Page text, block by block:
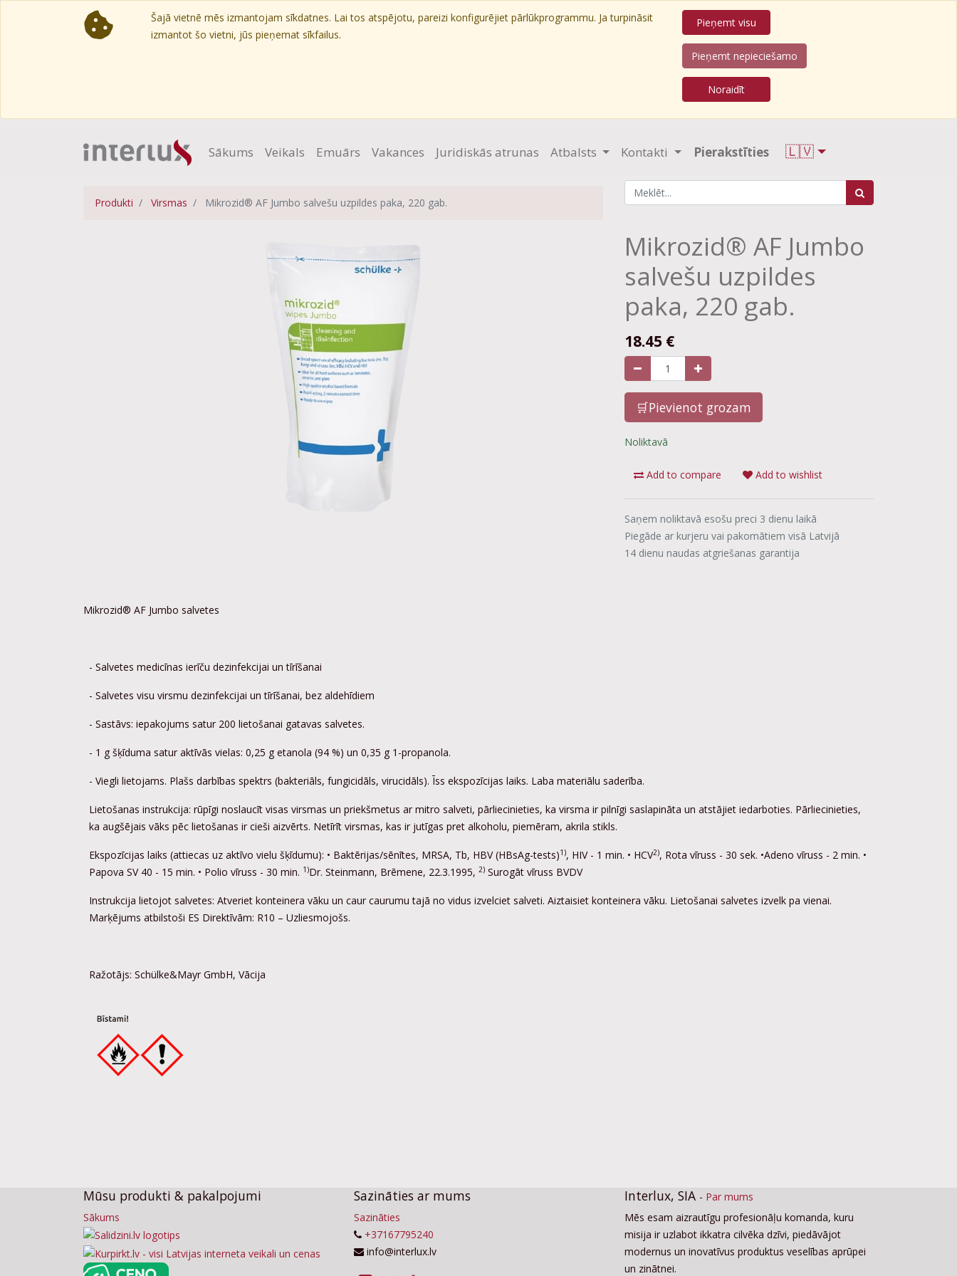
Šajā vietnē mēs izmantojam sīkdatnes. Lai tos atspējotu, pareizi konfigurējiet pārlūkprogrammu. Ja turpināsit
izmantot šo vietni, jūs pieņemat sīkfailus.
Pieņemt visu
Pieņemt nepieciešamo
Noraidīt
Sākums Veikals Emuārs Vakances Juridiskās atrunas Atbalsts Kontakti Pierakstīties 🇱🇻
Produkti Virsmas Mikrozid® AF Jumbo salvešu uzpildes paka, 220 gab.
Mikrozid® AF Jumbo
salvešu uzpildes
paka, 220 gab.
18.45 €
🛒Pievienot grozam
Noliktavā
Add to compare Add to wishlist
Saņem noliktavā esošu preci 3 dienu laikā
Piegāde ar kurjeru vai pakomātiem visā Latvijā
14 dienu naudas atgriešanas garantija
Mikrozid® AF Jumbo salvetes
- Salvetes medicīnas ierīču dezinfekcijai un tīrīšanai
- Salvetes visu virsmu dezinfekcijai un tīrīšanai, bez aldehīdiem
- Sastāvs: iepakojums satur 200 lietošanai gatavas salvetes.
- 1 g šķīduma satur aktīvās vielas: 0,25 g etanola (94 %) un 0,35 g 1-propanola.
- Viegli lietojams. Plašs darbības spektrs (bakteriāls, fungicidāls, virucidāls). Īss ekspozīcijas laiks. Laba materiālu saderība.
Lietošanas instrukcija: rūpīgi noslaucīt visas virsmas un priekšmetus ar mitro salveti, pārliecinieties, ka virsma ir pilnīgi saslapināta un atstājiet iedarboties. Pārliecinieties,
ka augšējais vāks pēc lietošanas ir cieši aizvērts. Netīrīt virsmas, kas ir jutīgas pret alkoholu, piemēram, akrila stikls.
Ekspozīcijas laiks (attiecas uz aktīvo vielu šķīdumu): • Baktērijas/sēnītes, MRSA, Tb, HBV (HBsAg-tests)1), HIV - 1 min. • HCV2), Rota vīruss - 30 sek. •Adeno vīruss - 2 min. •
Papova SV 40 - 15 min. • Polio vīruss - 30 min. 1)Dr. Steinmann, Brēmene, 22.3.1995, 2)Surogāt vīruss BVDV
Instrukcija lietojot salvetes: Atveriet konteinera vāku un caur caurumu tajā no vidus izvelciet salveti. Aiztaisiet konteinera vāku. Lietošanai salvetes izvelk pa vienai.
Marķējums atbilstoši ES Direktīvām: R10 – Uzliesmojošs.
Ražotājs: Schülke&Mayr GmbH, Vācija
Mūsu produkti & pakalpojumi
Sākums
Sazināties ar mums
Sazināties
+37167795240
info@interlux.lv
Interlux, SIA - Par mums
Mēs esam aizrautīgu profesionāļu komanda, kuru
misija ir uzlabot ikkatra cilvēka dzīvi, piedāvājot
modernus un inovatīvus produktus veselības aprūpei
un zinātnei.